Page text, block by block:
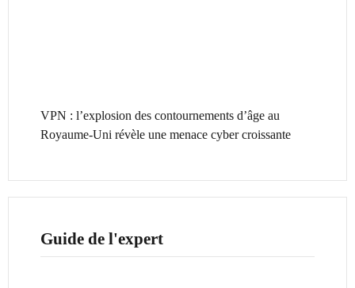
VPN : l’explosion des contournements d’âge au
Royaume-Uni révèle une menace cyber croissante
Guide de l'expert